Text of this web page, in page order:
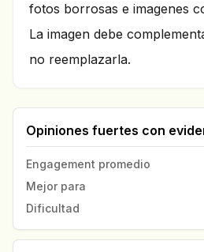
fotos borrosas e imagenes
La imagen debe
no reemplazarla.
Opiniones fuertes con
Engagement promedio
Mejor para
Dificultad